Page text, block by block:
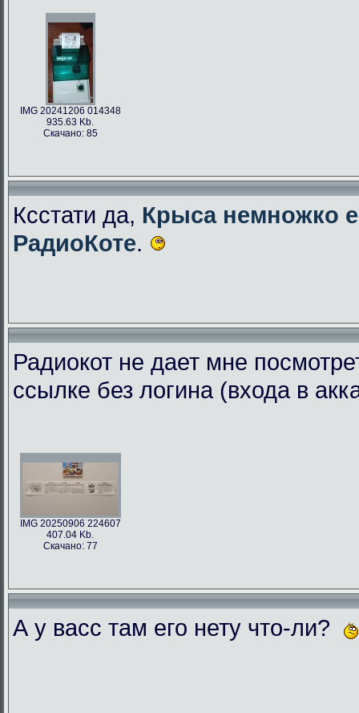
IMG 20241206 014348
935.63 Kb.
Скачано: 85
Ксстати да, Крыса немножко
РадиоКоте.
Радиокот не дает мне
ссылке без логина (входа в
IMG 20250906 224607
407.04 Kb.
Скачано: 77
А у васс там его нету что-ли?